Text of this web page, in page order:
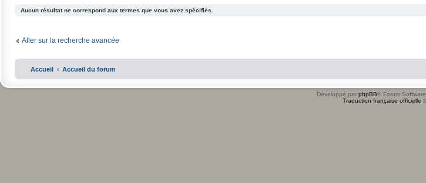
Aucun résultat ne correspond aux termes que vous avez spécifiés.
Aller sur la recherche avancée
Accueil Accueil du forum
Développé par phpBB® Forum
Traduction française officielle